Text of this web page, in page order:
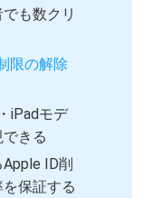
も数クリ
限の解除
iPadモデ
きる
ID削
保証する